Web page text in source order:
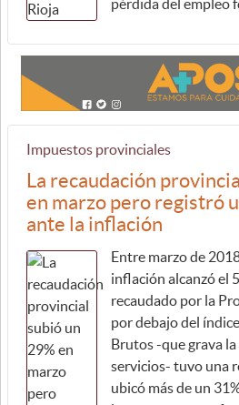
Impuestos provinciales
La recaudación
en marzo pero registró
ante la inflación
Entre marzo de
inflación alcanzó el
recaudado por la
por debajo del
Brutos -que grava
servicios- tuvo una
ubicó más de un